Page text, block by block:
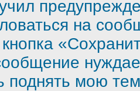
на
поднять мою